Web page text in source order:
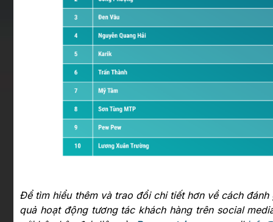
Để tìm hiểu thêm và trao đổi chi tiết hơn về cách
quả hoạt động tương tác khách hàng trên social